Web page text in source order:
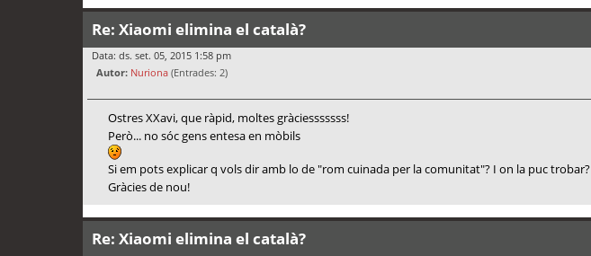
Re: Xiaomi elimina el català?
Data: ds. set. 05, 2015 1:58 pm
Autor: Nuriona (Entrades: 2)
Ostres XXavi, que ràpid, moltes gràciesssssss!
Però... no sóc gens entesa en mòbils
Si em pots explicar q vols dir amb lo de "rom cuinada per la comunitat"? I on la puc trobar?
Gràcies de nou!
Re: Xiaomi elimina el català?